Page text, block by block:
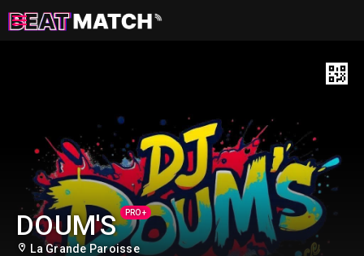
DOUM'S PRO +
La Grande Paroisse